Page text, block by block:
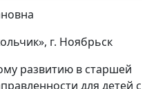
г. Ноябрьск
развитию в старшей
для детей с